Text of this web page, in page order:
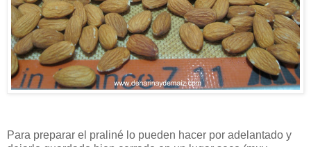
Para preparar el praliné lo pueden hacer por adelantado y